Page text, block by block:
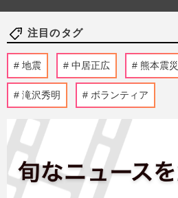
注目のタグ
地震 中居正広 熊本震災
滝沢秀明 ボランティア